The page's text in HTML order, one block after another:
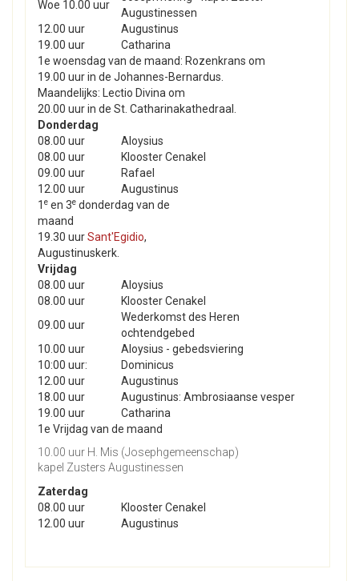
Woe 10.00 uur
Augustinessen
12.00 uur
Augustinus
19.00 uur
Catharina
1e woensdag van de maand: Rozenkrans om
19.00 uur in de Johannes-Bernardus.
Maandelijks: Lectio Divina om
20.00 uur in de St. Catharinakathedraal.
Donderdag
08.00 uur
Aloysius
08.00 uur
Klooster Cenakel
09.00 uur
Rafael
12.00 uur
Augustinus
1 e en 3e donderdag van de
maand
19.30 uurSant'Egidio,
Augustinuskerk.
Vrijdag
08.00 uur
Aloysius
08.00 uur
Klooster Cenakel
09.00 uur
Wederkomst des Heren
ochtendgebed
10.00 uur
Aloysius - gebedsviering
10:00 uur:
Dominicus
12.00 uur
Augustinus
18.00 uur
Augustinus: Ambrosiaanse vesper
19.00 uur
Catharina
1e Vrijdag van de maand
10.00 uur H. Mis (Josephgemeenschap)
kapel Zusters Augustinessen
Zaterdag
08.00 uur
Klooster Cenakel
12.00 uur
Augustinus